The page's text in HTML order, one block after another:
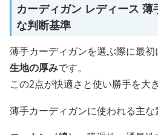
カーディガン レディース
な判断基準
薄手カーディガンを選ぶ際に最初
生地の厚みです。
この2点が快適さと使い勝手を大
薄手カーディガンに使われる主な